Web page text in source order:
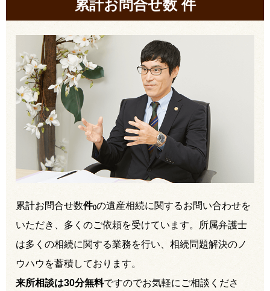
累計お問合せ数件
累計お問合せ数件()の遺産相続に関するお問い合わせを
いただき、多くのご依頼を受けています。所属弁護士
は多くの相続に関する業務を行い、相続問題解決のノ
ウハウを蓄積しております。
来所相談は30分無料ですのでお気軽にご相談くださ